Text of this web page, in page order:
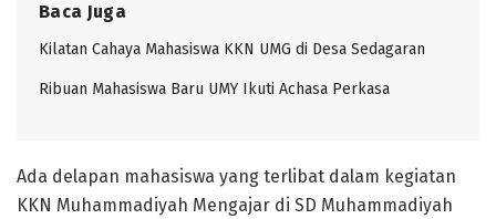
Baca Juga
Kilatan Cahaya Mahasiswa KKN UMG di Desa Sedagaran
Ribuan Mahasiswa Baru UMY Ikuti Achasa Perkasa
Ada delapan mahasiswa yang terlibat dalam kegiatan
KKN Muhammadiyah Mengajar di SD Muhammadiyah